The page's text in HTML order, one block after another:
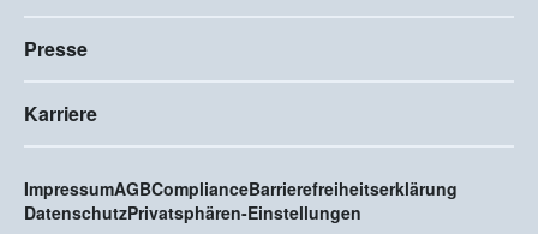
Presse
Karriere
ImpressumAGBComplianceBarrierefreiheitserklärung
DatenschutzPrivatsphären-Einstellungen